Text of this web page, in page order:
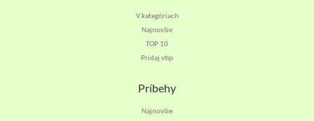
V kategóriach
Najnovšie
TOP 10
Pridaj vtip
Príbehy
Najnovšie